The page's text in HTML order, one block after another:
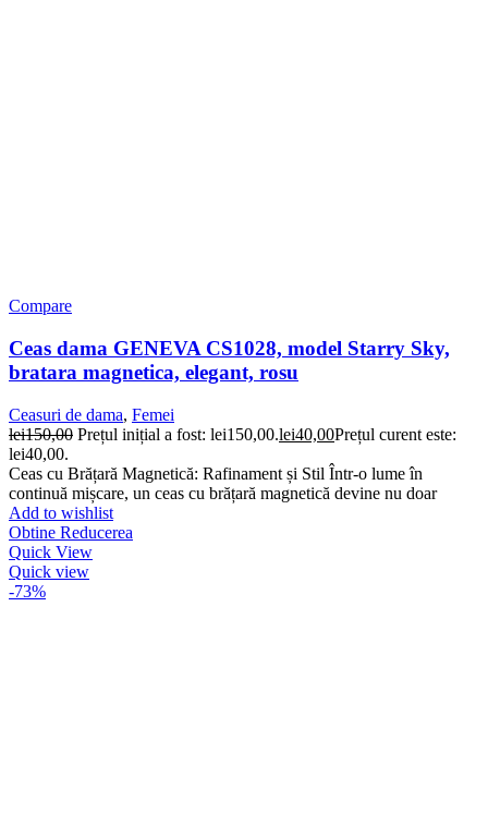
Compare
Ceas dama GENEVA CS1028, model Starry Sky,
bratara magnetica, elegant, rosu
Ceasuri de dama, Femei
lei150,00 Prețul inițial a fost: lei150,00.lei40,00Prețul curent este:
lei40,00.
Ceas cu Brățară Magnetică: Rafinament și Stil Într-o lume în
continuă mișcare, un ceas cu brățară magnetică devine nu doar
Add to wishlist
Obtine Reducerea
Quick View
Quick view
-73%